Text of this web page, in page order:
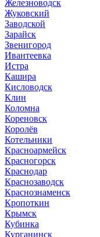
Железноводск
Жуковский
Заводской
Зарайск
Звенигород
Ивантеевка
Истра
Кашира
Кисловодск
Клин
Коломна
Кореновск
Королёв
Котельники
Красноармейск
Красногорск
Краснодар
Краснозаводск
Краснознаменск
Кропоткин
Крымск
Кубинка
Курганинск